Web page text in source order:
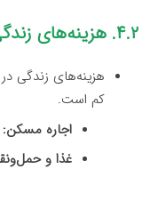
۴.۲. هزینه‌های زندگی
هزینه‌های زندگی
کم است.
اجاره مسکن:
غذا و